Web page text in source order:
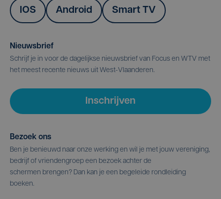
IOS Android Smart TV
Nieuwsbrief
Schrijf je in voor de dagelijkse nieuwsbrief van Focus en WTV met
het meest recente nieuws uit West-Vlaanderen.
Inschrijven
Bezoek ons
Ben je benieuwd naar onze werking en wil je met jouw vereniging,
bedrijf of vriendengroep een bezoek achter de
schermen brengen? Dan kan je een begeleide rondleiding
boeken.